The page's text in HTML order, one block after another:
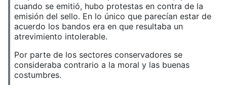
cuando se emitió, hubo protestas en contra de la
emisión del sello. En lo único que parecían estar de
acuerdo los bandos era en que resultaba un
atrevimiento intolerable.
Por parte de los sectores conservadores se
consideraba contrario a la moral y las buenas
costumbres.